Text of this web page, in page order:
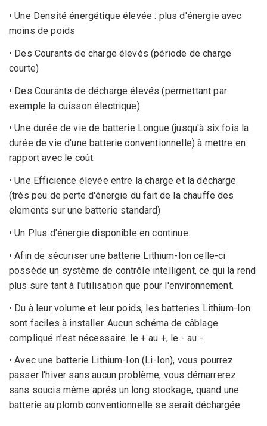
• Une Densité énergétique élevée : plus d'énergie avec
moins de poids
• Des Courants de charge élevés (période de charge
courte)
• Des Courants de décharge élevés (permettant par
exemple la cuisson électrique)
• Une durée de vie de batterie Longue (jusqu'à six fois la
durée de vie d'une batterie conventionnelle) à mettre en
rapport avec le coût.
• Une Efficience élevée entre la charge et la décharge
(très peu de perte d'énergie du fait de la chauffe des
elements sur une batterie standard)
• Un Plus d'énergie disponible en continue.
• Afin de sécuriser une batterie Lithium-Ion celle-ci
possède un système de contrôle intelligent, ce qui la rend
plus sure tant à l'utilisation que pour l'environnement.
• Du à leur volume et leur poids, les batteries Lithium-Ion
sont faciles à installer. Aucun schéma de câblage
compliqué n'est nécessaire. le + au +, le - au -.
• Avec une batterie Lithium-Ion (Li-Ion), vous pourrez
passer l'hiver sans aucun problème, vous démarrerez
sans soucis même aprés un long stockage, quand une
batterie au plomb conventionnelle se serait déchargée.